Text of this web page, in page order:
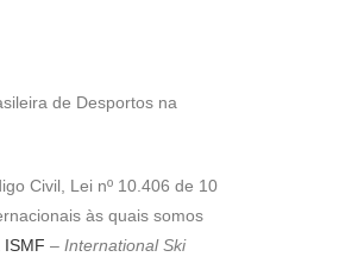
de Desportos na
Civil, Lei nº 10.406 de 10
às quais somos
ISMF – International Ski